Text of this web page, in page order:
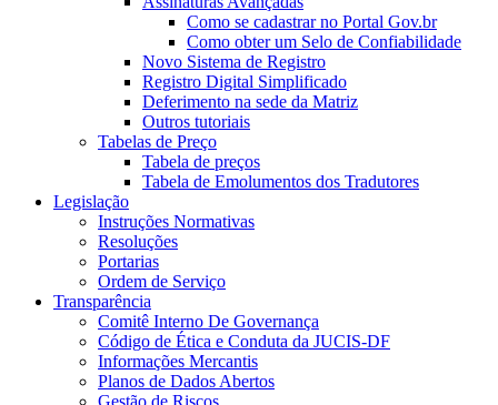
Como se cadastrar no Portal Gov.br
Como obter um Selo de Confiabilidade
Novo Sistema de Registro
Registro Digital Simplificado
Deferimento na sede da Matriz
Outros tutoriais
Tabelas de Preço
Tabela de preços
Tabela de Emolumentos dos Tradutores
Legislação
Instruções Normativas
Resoluções
Portarias
Ordem de Serviço
Transparência
Comitê Interno De Governança
Código de Ética e Conduta da JUCIS-DF
Informações Mercantis
Planos de Dados Abertos
Gestão de Riscos